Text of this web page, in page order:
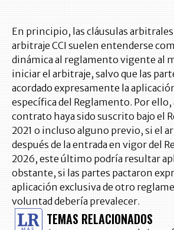
En principio, las cláusulas
arbitraje CCI suelen entenderse
dinámica al reglamento vigente al
iniciar el arbitraje, salvo que las
acordado expresamente la
específica del Reglamento. Por ello,
contrato haya sido suscrito bajo el
2021 o incluso alguno previo, si el
después de la entrada en vigor del
2026, este último podría resultar
obstante, si las partes pactaron
aplicación exclusiva de otro
voluntad debería prevalecer.
TEMAS RELACIONADOS